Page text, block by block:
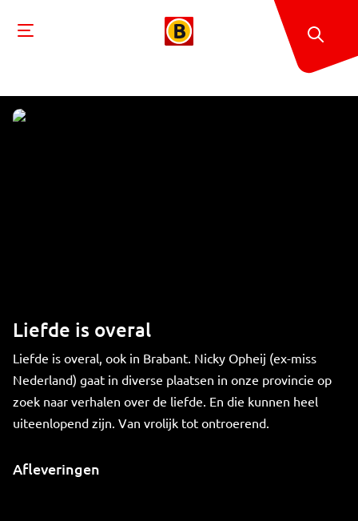
Liefde is overal
Liefde is overal, ook in Brabant. Nicky Opheij (ex-miss
Nederland) gaat in diverse plaatsen in onze provincie op
zoek naar verhalen over de liefde. En die kunnen heel
uiteenlopend zijn. Van vrolijk tot ontroerend.
Afleveringen